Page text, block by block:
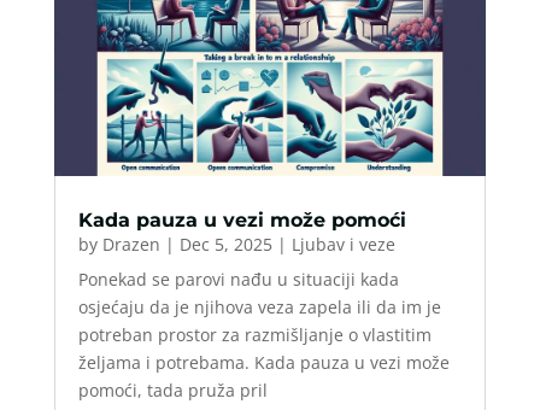
Kada pauza u vezi može pomoći
by Drazen | Dec 5, 2025| Ljubav i veze
Ponekad se parovi nađu u situaciji kada
osjećaju da je njihova veza zapela ili da im je
potreban prostor za razmišljanje o vlastitim
željama i potrebama. Kada pauza u vezi može
pomoći, tada pruža pril